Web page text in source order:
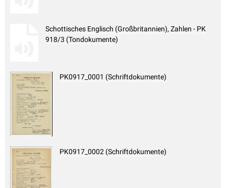
Schottisches Englisch (Großbritannien), Zahlen - PK
918/3 (Tondokumente)
PK0917_0001 (Schriftdokumente)
PK0917_0002 (Schriftdokumente)